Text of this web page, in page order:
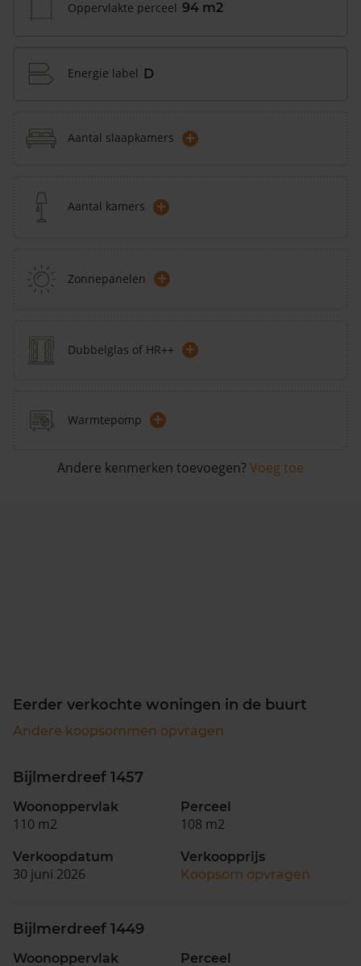
Oppervlakte perceel 94 m2
Energie label D
Aantal slaapkamers +
Aantal kamers +
Zonnepanelen +
Dubbelglas of HR++ +
Warmtepomp +
Andere kenmerken toevoegen? Voeg toe
Eerder verkochte woningen in de buurt
Andere koopsommen opvragen
Bijlmerdreef 1457
Woonoppervlak
110 m2
Perceel
108 m2
Verkoopdatum
30 juni 2026
Verkoopprijs
Koopsom opvragen
Bijlmerdreef 1449
Woonoppervlak Perceel